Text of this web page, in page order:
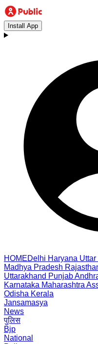
Install App
HOMEDelhi Haryana Uttar
Madhya Pradesh
Uttarakhand Punjab
Karnataka Maharashtra
Odisha Kerala
Jansamasya
News
पुलिस
Bjp
National